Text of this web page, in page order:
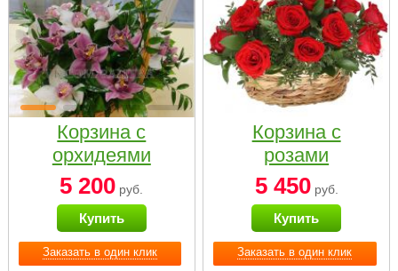
Заказать в один клик
Корзина с
орхидеями
малая
5 200 руб.
Купить
Заказать в один клик
Корзина с
розами
«Красный
Париж»
5 450руб.
Купить